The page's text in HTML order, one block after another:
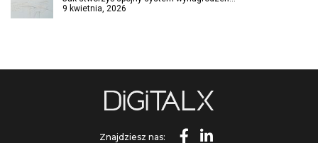
9 kwietnia, 2026
Znajdziesz nas: